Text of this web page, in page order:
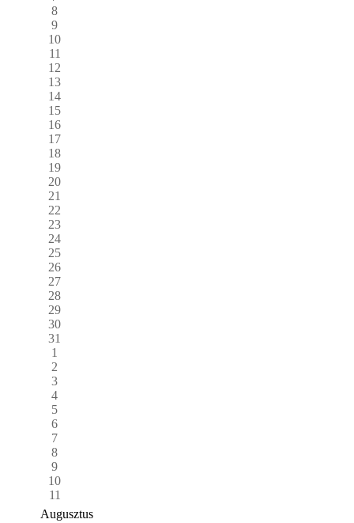
8
9
10
11
12
13
14
15
16
17
18
19
20
21
22
23
24
25
26
27
28
29
30
31
1
2
3
4
5
6
7
8
9
10
11
Augusztus